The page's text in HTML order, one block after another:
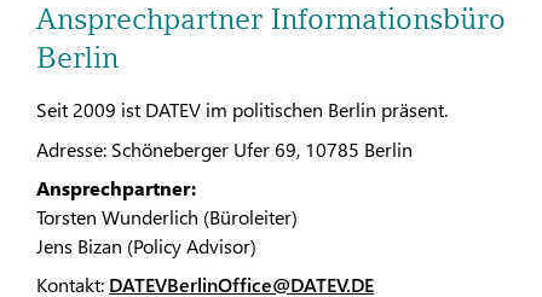
Ansprechpartner Informationsbüro
Berlin
Seit 2009 ist DATEV im politischen Berlin präsent.
Adresse: Schöneberger Ufer 69, 10785 Berlin
Ansprechpartner:
Torsten Wunderlich (Büroleiter)
Jens Bizan (Policy Advisor)
Kontakt: DATEVBerlinOffice@DATEV.DE